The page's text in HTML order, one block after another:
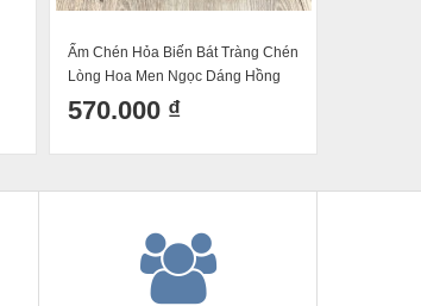
Ấm Chén Hỏa Biến Bát Tràng Chén
Lòng Hoa Men Ngọc Dáng Hồng
Kèm Khay Sen 250ml
570.000 ₫